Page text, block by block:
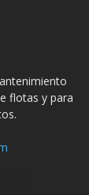
flotas y para